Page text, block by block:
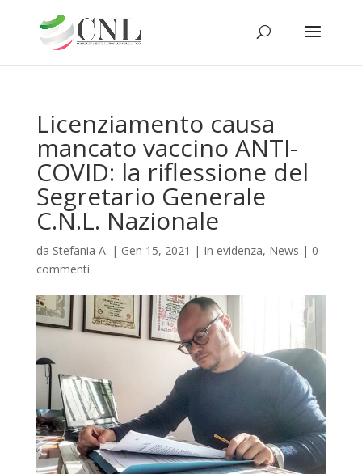
Licenziamento causa
mancato vaccino ANTI-
COVID: la riflessione del
Segretario Generale
C.N.L. Nazionale
da Stefania A. | Gen 15, 2021 | In evidenza, News | 0
commenti